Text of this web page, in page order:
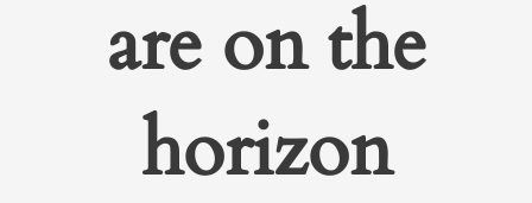
are on the
horizon